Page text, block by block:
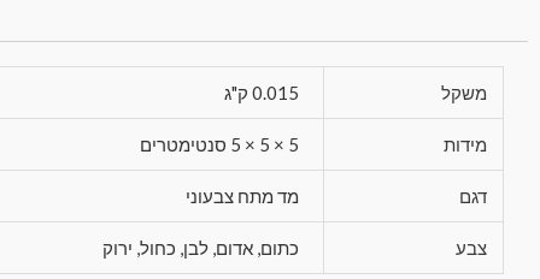
משקל 0.015 ק"ג
מידות 5 × 5 × 5 סנטימטרים
דגם מד מתח צבעוני
צבע כתום, אדום, לבן, כחול, ירוק